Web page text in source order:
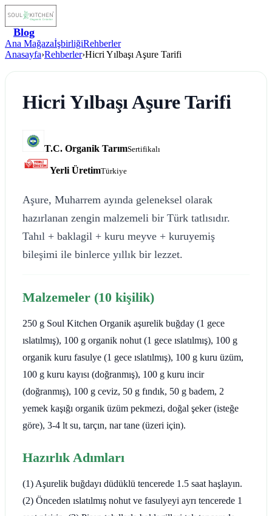
Blog
Ana MağazaİşbirliğiRehberler
Anasayfa›Rehberler›Hicri Yılbaşı Aşure Tarifi
Hicri Yılbaşı Aşure Tarifi
T.C. Organik TarımSertifikalı
Yerli ÜretimTürkiye
Aşure, Muharrem ayında geleneksel olarak
hazırlanan zengin malzemeli bir Türk tatlısıdır.
Tahıl + baklagil + kuru meyve + kuruyemiş
bileşimi ile binlerce yıllık bir lezzet.
Malzemeler (10 kişilik)
250 g Soul Kitchen Organik aşurelik buğday (1 gece
ıslatılmış), 100 g organik nohut (1 gece ıslatılmış), 100 g
organik kuru fasulye (1 gece ıslatılmış), 100 g kuru üzüm,
100 g kuru kayısı (doğranmış), 100 g kuru incir
(doğranmış), 100 g ceviz, 50 g fındık, 50 g badem, 2
yemek kaşığı organik üzüm pekmezi, doğal şeker (isteğe
göre), 3-4 lt su, tarçın, nar tane (üzeri için).
Hazırlık Adımları
(1) Aşurelik buğdayı düdüklü tencerede 1.5 saat haşlayın.
(2) Önceden ıslatılmış nohut ve fasulyeyi ayrı tencerede 1